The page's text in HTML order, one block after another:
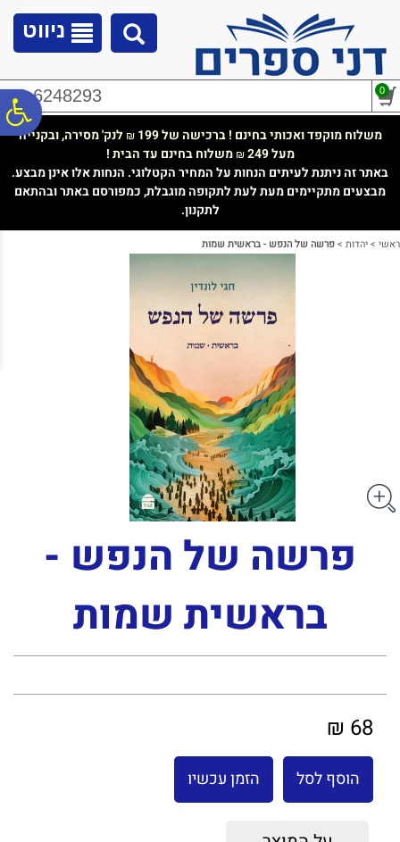
נגישות
ניווט
02-6248293 0
משלוח מוקפד ואכותי בחינם ! ברכישה של 199 ₪ לנק' מסירה, ובקנייה
מעל 249
₪משלוח בחינם עד הבית !
באתר זה ניתנת לעיתים הנחות על המחיר הקטלוגי. הנחות אלו אינן מבצע.
מבצעים מתקיימים מעת לעת לתקופה מוגבלת, כמפורסם באתר ובהתאם
לתקנון.
ראשי >יהדות >פרשה של הנפש - בראשית שמות
פרשה של הנפש -
בראשית שמות
68 ₪
הוסף לסל הזמן עכשיו